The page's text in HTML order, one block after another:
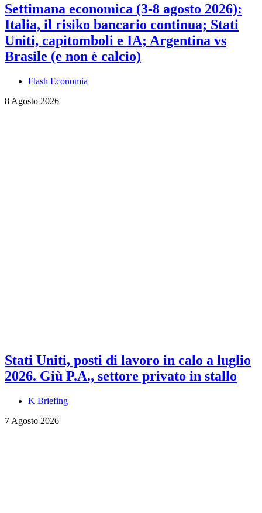
Settimana economica (3-8 agosto 2026):
Italia, il risiko bancario continua; Stati
Uniti, capitomboli e IA; Argentina vs
Brasile (e non è calcio)
Flash Economia
8 Agosto 2026
Stati Uniti, posti di lavoro in calo a luglio
2026. Giù P.A., settore privato in stallo
K Briefing
7 Agosto 2026